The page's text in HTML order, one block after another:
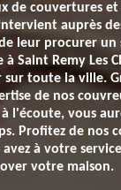
de couvertures
auprès
leur procurer un
Saint Remy Les
toute la ville.
de nos
l'écoute, vous
Profitez de nos
à votre
votre maison.